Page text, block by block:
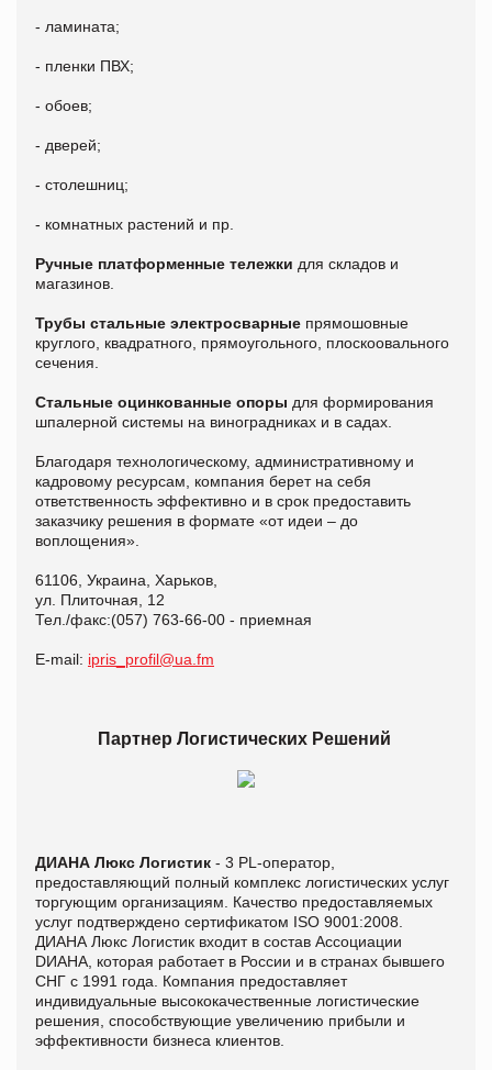
- ламината;
- пленки ПВХ;
- обоев;
- дверей;
- столешниц;
- комнатных растений и пр.
Ручные платформенные тележки для складов и
магазинов.
Трубы стальные электросварные прямошовные
круглого, квадратного, прямоугольного, плоскоовального
сечения.
Стальные оцинкованные опоры для формирования
шпалерной системы на виноградниках и в садах.
Благодаря технологическому, административному и
кадровому ресурсам, компания берет на себя
ответственность эффективно и в срок предоставить
заказчику решения в формате «от идеи – до
воплощения».
61106, Украина, Харьков,
ул. Плиточная, 12
Тел./факс:(057) 763-66-00 - приемная
E-mail: ipris_profil@ua.fm
Партнер Логистических Решений
ДИАНА Люкс Логистик - 3 PL-оператор,
предоставляющий полный комплекс логистических услуг
торгующим организациям. Качество предоставляемых
услуг подтверждено сертификатом ISO 9001:2008.
ДИАНА Люкс Логистик входит в состав Ассоциации
DИАНА, которая работает в России и в странах бывшего
СНГ с 1991 года. Компания предоставляет
индивидуальные высококачественные логистические
решения, способствующие увеличению прибыли и
эффективности бизнеса клиентов.